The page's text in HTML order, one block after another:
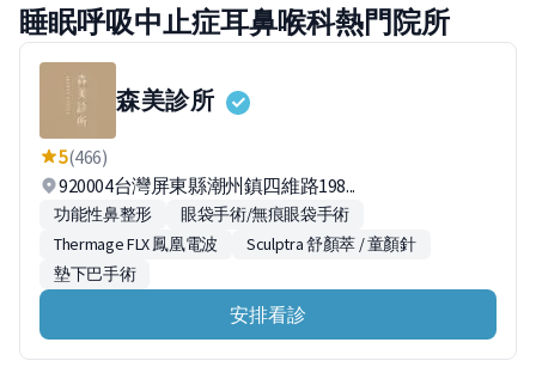
睡眠呼吸中止症耳鼻喉科熱門院所
森美診所
5(466)
920004台灣屏東縣潮州鎮四維路198...
功能性鼻整形
眼袋手術/無痕眼袋手術
Thermage FLX 鳳凰電波
Sculptra 舒顏萃 / 童顏針
墊下巴手術
安排看診